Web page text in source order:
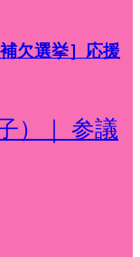
欠選挙］応援